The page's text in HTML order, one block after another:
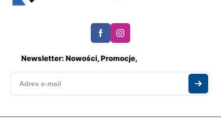
Newsletter: Nowości, Promocje,